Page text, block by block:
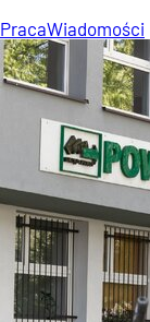
PracaWiadomości